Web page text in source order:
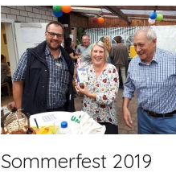
Sommerfest 2019